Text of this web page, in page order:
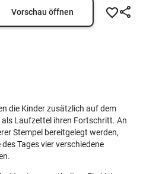
Vorschau öffnen
die Kinder zusätzlich auf dem
Laufzettel ihren Fortschritt. An
Stempel bereitgelegt werden,
Tages vier verschiedene